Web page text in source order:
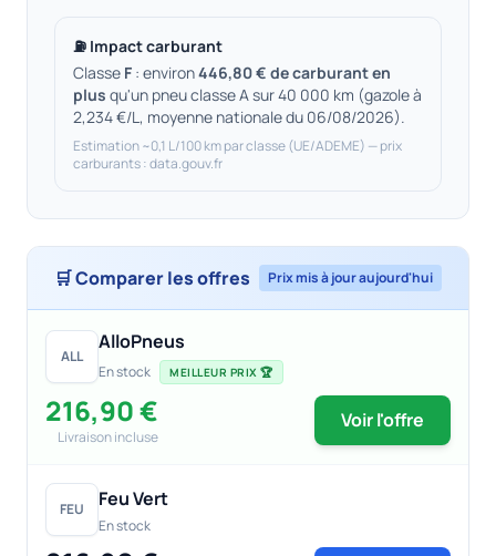
⛽ Impact carburant
Classe F : environ446,80 € de carburant en
plus qu'un pneu classe A sur 40 000 km (gazole à
2,234 €/L, moyenne nationale du 06/08/2026).
Estimation ~0,1 L/100 km par classe (UE/ADEME) — prix
carburants : data.gouv.fr
🛒 Comparer les offres Prix mis à jour aujourd'hui
ALL
AlloPneus
En stock MEILLEUR PRIX 🏆
216,90 €
Livraison incluse
Voir l'offre
FEU Feu Vert
En stock